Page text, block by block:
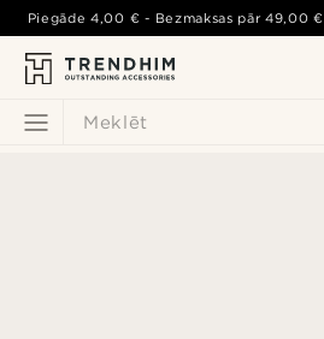
Meklēt
Piegāde4,00 € - Bezmaksas pār49,00 €